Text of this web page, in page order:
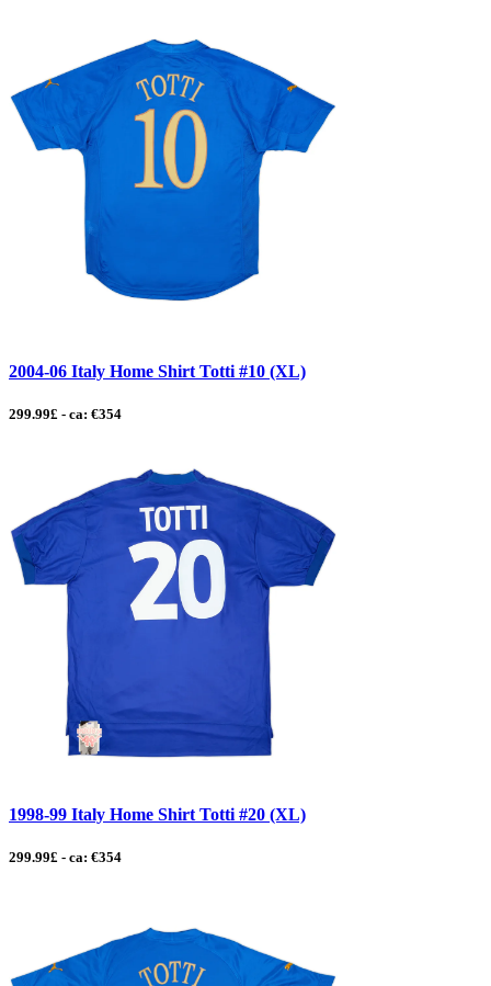
2004-06 Italy Home Shirt Totti #10 (XL)
299.99£ - ca: €354
1998-99 Italy Home Shirt Totti #20 (XL)
299.99£ - ca: €354